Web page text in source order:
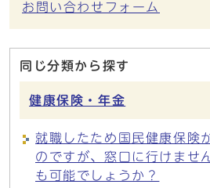
お問い合わせフォーム
同じ分類から探す
健康保険・年金
就職したため国民健康保険
のですが、窓口に行けませ
も可能でしょうか？